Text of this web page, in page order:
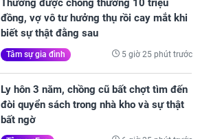
Thường được chồng thường 10 triệu
đồng, vợ vô tư hưởng thụ rồi cay mắt khi
biết sự thật đằng sau
Tâm sự gia đình 5 giờ 25 phút trước
Ly hôn 3 năm, chồng cũ bất chợt tìm đến
đòi quyển sách trong nhà kho và sự thật
bất ngờ